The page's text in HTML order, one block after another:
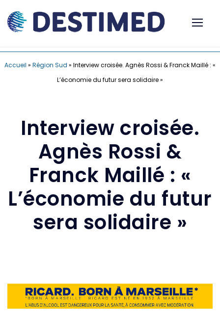
Accueil » Région Sud » Interview croisée. Agnès Rossi & Franck Maillé : «
L’économie du futur sera solidaire »
Interview croisée.
Agnès Rossi &
Franck Maillé : «
L’économie du futur
sera solidaire »